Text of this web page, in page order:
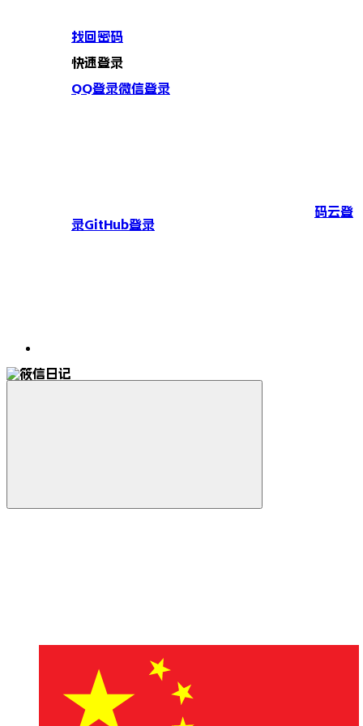
找回密码
快速登录
QQ登录微信登录
码云登
录GitHub登录